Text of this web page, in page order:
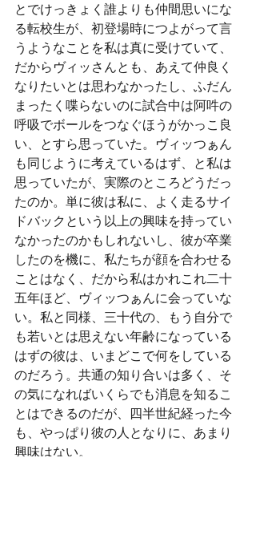
とでけっきょく誰よりも仲間思いにな
る転校生が、初登場時につよがって言
うようなことを私は真に受けていて、
だからヴィッさんとも、あえて仲良く
なりたいとは思わなかったし、ふだん
まったく喋らないのに試合中は阿吽の
呼吸でボールをつなぐほうがかっこ良
い、とすら思っていた。ヴィッつぁん
も同じように考えているはず、と私は
思っていたが、実際のところどうだっ
たのか。単に彼は私に、よく走るサイ
ドバックという以上の興味を持ってい
なかったのかもしれないし、彼が卒業
したのを機に、私たちが顔を合わせる
ことはなく、だから私はかれこれ二十
五年ほど、ヴィッつぁんに会っていな
い。私と同様、三十代の、もう自分で
も若いとは思えない年齢になっている
はずの彼は、いまどこで何をしている
のだろう。共通の知り合いは多く、そ
の気になればいくらでも消息を知るこ
とはできるのだが、四半世紀経った今
も、やっぱり彼の人となりに、あまり
興味はない。